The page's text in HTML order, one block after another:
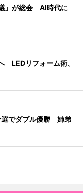
」が総会 AI時代に
LEDリフォーム術、
選でダブル優勝 姉弟